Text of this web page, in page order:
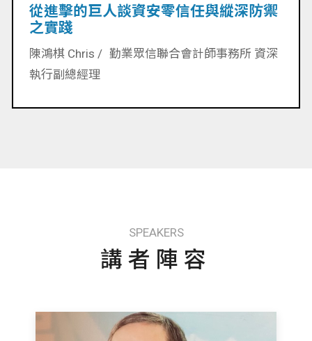
從進擊的巨人談資安零信任與縱深防禦
之實踐
陳鴻棋 Chris / 勤業眾信聯合會計師事務所 資深
執行副總經理
SPEAKERS
講者陣容